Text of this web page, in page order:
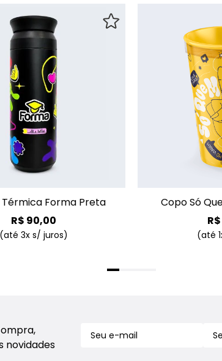
Forma Preta
R$ 90,00
(até 3x s/ juros)
Copo Só
R$
(até 1
novidades